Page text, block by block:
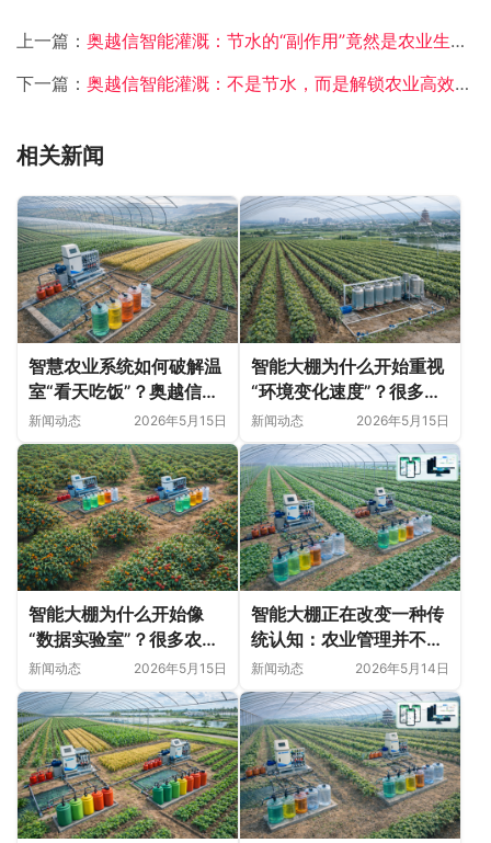
上一篇： 奥越信智能灌溉：节水的“副作用”竟然是农业生产力的飞跃
下一篇： 奥越信智能灌溉：不是节水，而是解锁农业高效生产的密码
相关新闻
智慧农业系统如何破解温
室“看天吃饭”？奥越信科
技深耕甘肃日光温室的精
细化落地实践
新闻动态 2026年5月15日
智能大棚为什么开始重视
“环境变化速度”？很多农
业问题并非突然出现
新闻动态 2026年5月15日
智能大棚为什么开始像
“数据实验室”？很多农业
变化，正在悄悄发生
新闻动态 2026年5月15日
智能大棚正在改变一种传
统认知：农业管理并不只
是“种植技术”
新闻动态 2026年5月14日